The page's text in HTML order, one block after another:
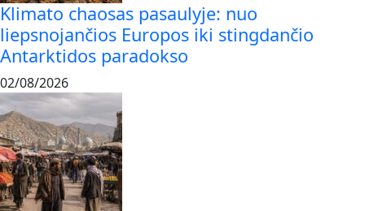
Klimato chaosas pasaulyje: nuo
liepsnojančios Europos iki stingdančio
Antarktidos paradokso
02/08/2026